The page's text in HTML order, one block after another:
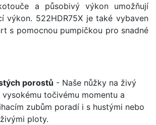
a působivý výkon umožňují
výkon. 522HDR75X je také vybaven
s pomocnou pumpičkou pro snadné
porostů - Naše nůžky na živý
točivému momentu a
zubům poradí i s hustými nebo
ploty.